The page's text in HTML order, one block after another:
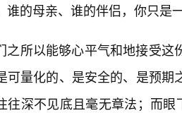
谁的母亲、谁的伴侣，你只是
之所以能够心平气和地接受
可量化的、是安全的、是预
往深不见底且毫无章法；而